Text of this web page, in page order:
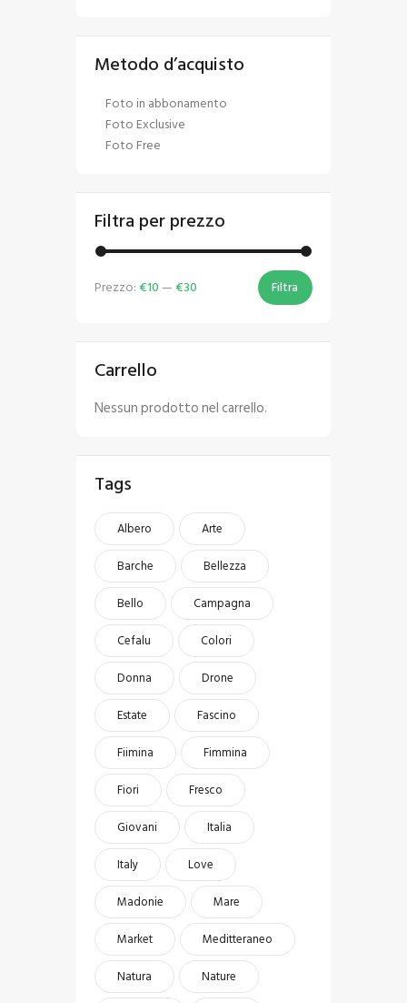
Metodo d’acquisto
Foto in abbonamento
Foto Exclusive
Foto Free
Filtra per prezzo
Filtra
Prezzo:€10 —€30
Carrello
Nessun prodotto nel carrello.
Tags
Albero
Arte
Barche
Bellezza
Bello
Campagna
Cefalu
Colori
Donna
Drone
Estate
Fascino
Fiimina
Fimmina
Fiori
Fresco
Giovani
Italia
Italy
Love
Madonie
Mare
Market
Meditteraneo
Natura
Nature